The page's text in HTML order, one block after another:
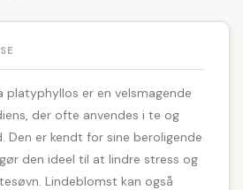
platyphyllos er en velsmagende
der ofte anvendes i te og
Den er kendt for sine beroligende
den ideel til at lindre stress og
Lindeblomst kan også